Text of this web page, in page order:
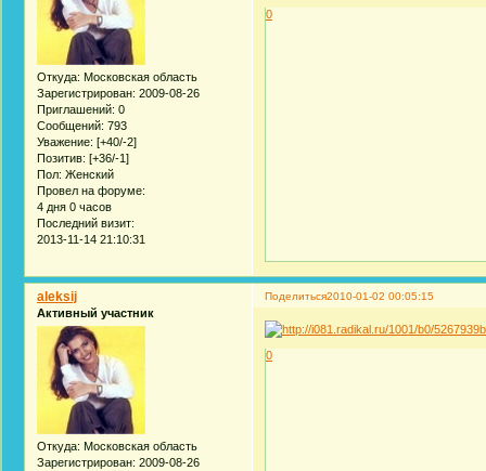
Откуда: Московская область
Зарегистрирован: 2009-08-26
Приглашений: 0
Сообщений: 793
Уважение: [+40/-2]
Позитив: [+36/-1]
Пол: Женский
Провел на форуме:
4 дня 0 часов
Последний визит:
2013-11-14 21:10:31
0
Поделиться2010-01-02 00:05:15
aleksij
Активный участник
Откуда: Московская область
Зарегистрирован: 2009-08-26
0